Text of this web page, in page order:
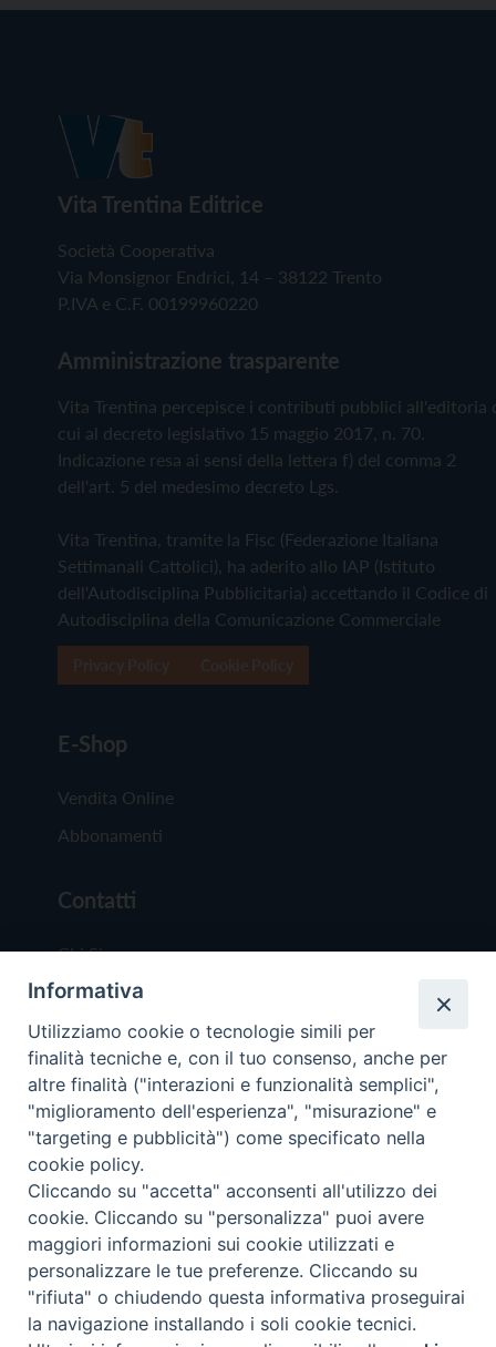
Vita Trentina Editrice
Società Cooperativa
Via Monsignor Endrici, 14 – 38122 Trento
P.IVA e C.F. 00199960220
Amministrazione trasparente
Vita Trentina percepisce i contributi pubblici all'editoria
cui al decreto legislativo 15 maggio 2017, n. 70.
Indicazione resa ai sensi della lettera f) del comma 2
dell'art. 5 del medesimo decreto Lgs.
Vita Trentina, tramite la Fisc (Federazione Italiana
Settimanali Cattolici), ha aderito allo IAP (Istituto
dell'Autodisciplina Pubblicitaria) accettando il Codice di
Autodisciplina della Comunicazione Commerciale
E-Shop
Vendita Online
Abbonamenti
Contatti
Chi Siamo
Redazione
Scrivici
Copyright © 2019 - Tutti i diritti riservati - Vita
Trentina Editrice
Privacy Policy
Torna
Informativa
Utilizziamo cookie o tecnologie simili per
finalità tecniche e, con il tuo consenso, anche per
altre finalità ("interazioni e funzionalità semplici",
"miglioramento dell'esperienza", "misurazione" e
"targeting e pubblicità") come specificato nella
cookie policy.
Cliccando su "accetta" acconsenti all'utilizzo dei
cookie. Cliccando su "personalizza" puoi avere
maggiori informazioni sui cookie utilizzati e
personalizzare le tue preferenze. Cliccando su
"rifiuta" o chiudendo questa informativa proseguirai
la navigazione installando i soli cookie tecnici.